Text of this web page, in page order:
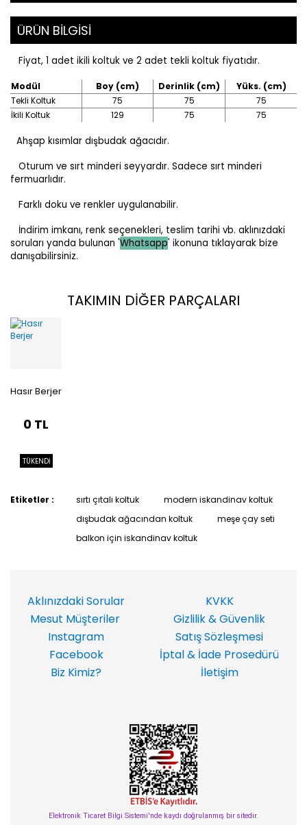
ÜRÜN BİLGİSİ
Fiyat, 1 adet ikili koltuk ve 2 adet tekli koltuk fiyatıdır.
Modül Boy (cm) Derinlik (cm)
Yüks. (cm)
Tekli Koltuk
75 75
75
İkili Koltuk
129 75 75
Ahşap kısımlar dışbudak ağacıdır.
Oturum ve sırt minderi seyyardır. Sadece sırt minderi
fermuarlıdır.
Farklı doku ve renkler uygulanabilir.
İndirim imkanı, renk seçenekleri, teslim tarihi vb. aklınızdaki
soruları yanda bulunan 'Whatsapp' ikonuna tıklayarak bize
danışabilirsiniz.
TAKIMIN DİĞER PARÇALARI
Hasır Berjer
0 TL
TÜKENDİ
Etiketler : sırtı çıtalı koltuk
modern iskandinav koltuk
dışbudak ağacından koltuk
meşe çay seti
balkon için iskandinav koltuk
Aklınızdaki Sorular
KVKK
Mesut Müşteriler
Gizlilik & Güvenlik
Instagram
Satış Sözleşmesi
Facebook
İptal & İade Prosedürü
Biz Kimiz?
İletişim
Elektronik Ticaret Bilgi Sistemi'nde kaydı doğrulanmış bir sitedir.